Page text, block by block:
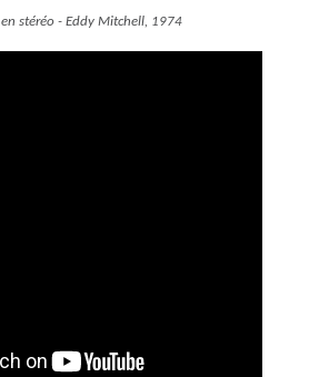
stéréo - Eddy Mitchell, 1974